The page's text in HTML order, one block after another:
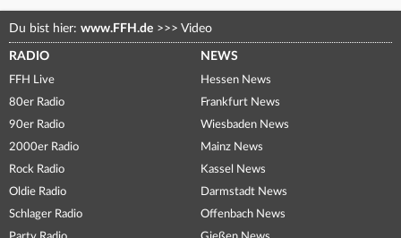
Du bist hier: www.FFH.de >>> Video
RADIO
FFH Live
80er Radio
90er Radio
2000er Radio
Rock Radio
Oldie Radio
Schlager Radio
NEWS
Hessen News
Frankfurt News
Wiesbaden News
Mainz News
Kassel News
Darmstadt News
Offenbach News